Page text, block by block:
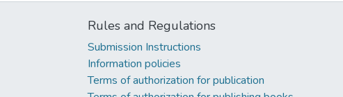
Rules and Regulations
Submission Instructions
Information policies
Terms of authorization for publication